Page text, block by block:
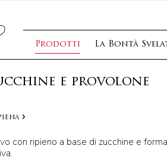
Prodotti La Bontà
e provolone
con ripieno a base di zucchine e